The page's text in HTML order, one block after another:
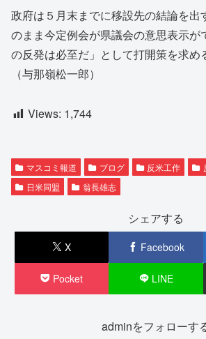
政府は５月末までに移設先の結論を出
のまま今定例会が県議会の意思表示が
の反発は必至だ」として打開策を求め
（与那嶺松一郎）
Views: 1,744
マスコミ報道 ブログ 反米工作
日米同盟
翁長雄志
シェアする
X Facebook
Pocket LINE
adminをフォローす